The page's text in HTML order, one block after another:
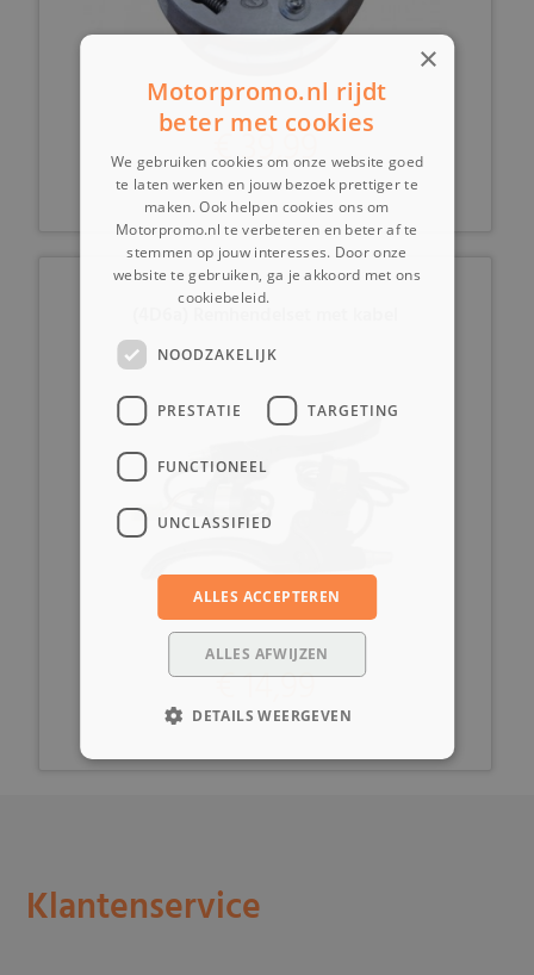
€ 39,99
€ 14,99
Klantenservice
×
Motorpromo.nl rijdt
beter met cookies
We gebruiken cookies om onze website goed
te laten werken en jouw bezoek prettiger te
maken. Ook helpen cookies ons om
Motorpromo.nl te verbeteren en beter af te
stemmen op jouw interesses. Door onze
website te gebruiken, ga je akkoord met ons
cookiebeleid.
NOODZAKELIJK
PRESTATIE TARGETING
FUNCTIONEEL
UNCLASSIFIED
ALLES ACCEPTEREN
ALLES AFWIJZEN
DETAILS WEERGEVEN